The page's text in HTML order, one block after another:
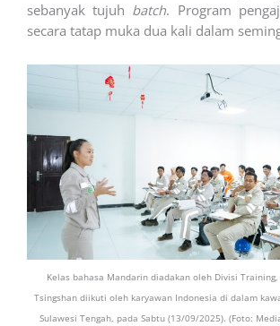
sebanyak tujuh batch. Program
secara tatap muka dua kali dalam
Kelas bahasa Mandarin diadakan oleh Divisi
Tsingshan diikuti oleh karyawan Indonesia di dalam
Sulawesi Tengah, pada Sabtu (13/09/2025). (Foto: